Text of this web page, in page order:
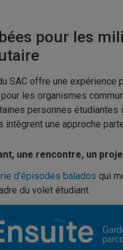
pour les
SAC offre une
les organismes
personnes
intègrent une approche
une rencontre, un
d’épisodes balados qui
du volet étudiant.